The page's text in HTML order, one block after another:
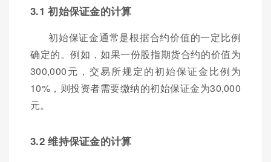
3.1 初始保证金的计算
初始保证金通常是根据合约价值的一定比例
确定的。例如，如果一份股指期货合约的价值为
300,000元，交易所规定的初始保证金比例为
10%，则投资者需要缴纳的初始保证金为30,000
元。
3.2 维持保证金的计算